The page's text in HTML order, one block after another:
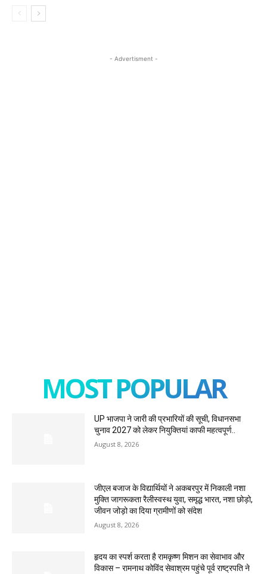
- Advertisment -
MOST POPULAR
UP भाजपा ने जारी की प्रभारियों की सूची, विधानसभा
चुनाव 2027 को लेकर नियुक्तियां काफी महत्वपूर्ण..
August 8, 2026
जीएल बजाज के विद्यार्थियों ने अकबरपुर में निकाली नशा
मुक्ति जागरूकता रैलीस्वस्थ युवा, समृद्ध भारत, नशा छोड़ो,
जीवन जोड़ो का दिया ग्रामीणों को संदेश
August 8, 2026
हृदय का स्पर्श करता है रामकृष्ण मिशन का सेवाभाव और
विकास – रामनाथ कोविंद सेवाश्रम पहुंचे पूर्व राष्ट्रपति ने